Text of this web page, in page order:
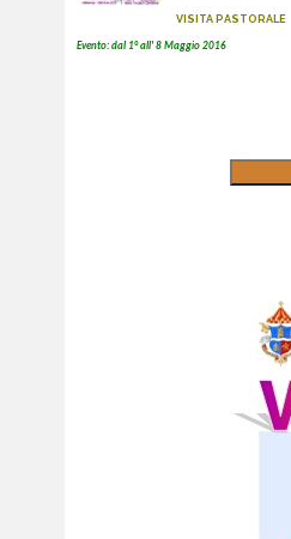
VISITA PASTORALE
Evento: dal 1° all' 8 Maggio 2016